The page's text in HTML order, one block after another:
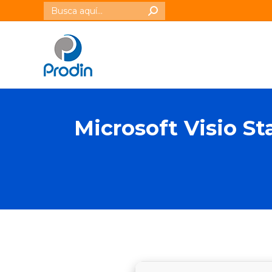
Buscar:
Microsoft Visio